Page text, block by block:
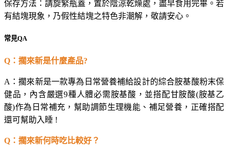
保存方法：請旋緊瓶蓋，置於陰涼乾燥處，盡早食用完畢。若
有結塊現象，乃假性結塊之特色非潮解，敬請安心。
常見QA
Q ：擱來新是什麼產品?
A ：擱來新是一款專為日常營養補給設計的綜合胺基酸粉末保
健品，內含嚴選9種人體必需胺基酸，並搭配甘胺酸(胺基乙
酸)作為日常補充，幫助調節生理機能、補足營養，正確搭配
還可幫助入睡 !
Q ：擱來新何時吃比較好？